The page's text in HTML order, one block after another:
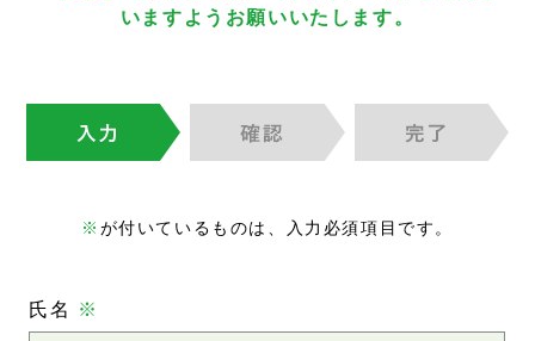
いますようお願いいたします。
※ が付いているものは、入力必須項目です。
氏名 ※